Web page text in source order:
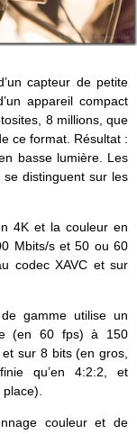
capteur de petite
appareil compact
8 millions, que
ce format. Résultat :
basse lumière. Les
distinguent sur les
4K et la couleur en
Mbits/s et 50 ou 60
codec XAVC et sur
gamme utilise un
(en 60 fps) à 150
sur 8 bits (en gros,
qu’en 4:2:2, et
couleur et de